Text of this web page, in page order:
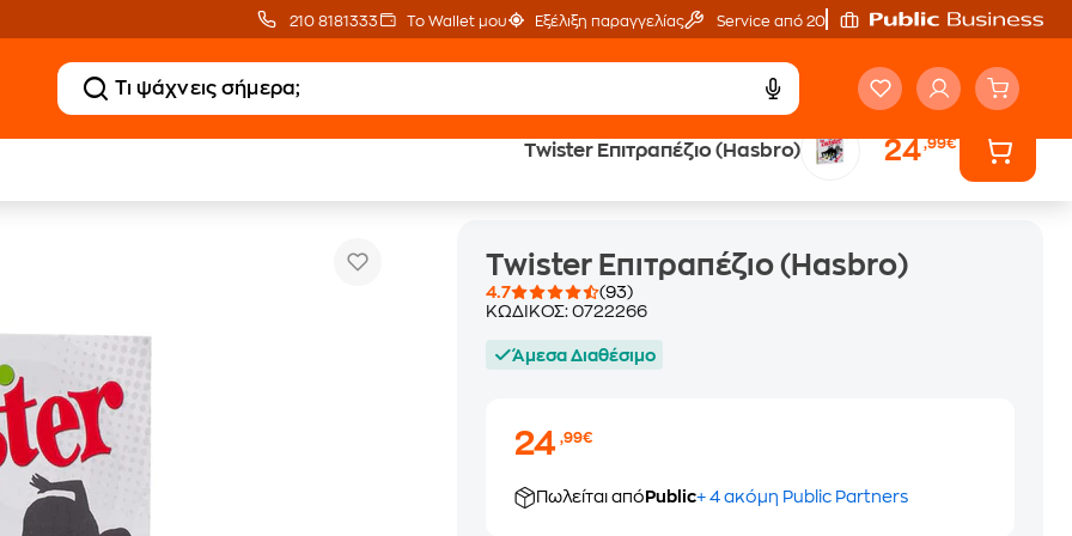
210 8181333 Το Wallet μου Εξέλιξη παραγγελίας Service από 20'
Twister Επιτραπέζιο (Hasbro) 24,99€
Twister Επιτραπέζιο (Hasbro)
4.7
(93)
ΚΩΔΙΚΟΣ:0722266
Άμεσα Διαθέσιμο
24,99€
Πωλείται από Public+ 4 ακόμη Public Partners